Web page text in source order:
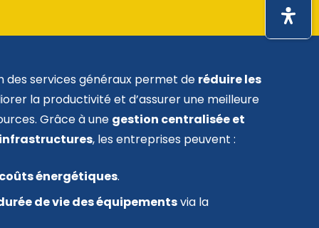
des services généraux permet de réduire les
la productivité et d’assurer une meilleure
Grâce à une gestion centralisée et
, les entreprises peuvent :
énergétiques.
de vie des équipementsvia la